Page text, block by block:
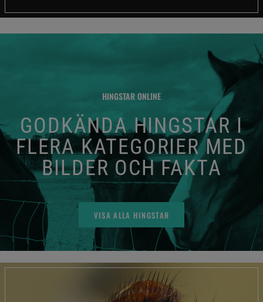
HINGSTAR ONLINE
GODKÄNDA HINGSTAR I
FLERA KATEGORIER MED
BILDER OCH FAKTA
VISA ALLA HINGSTAR